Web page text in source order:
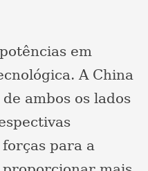
em
A China
ambos os lados
para a